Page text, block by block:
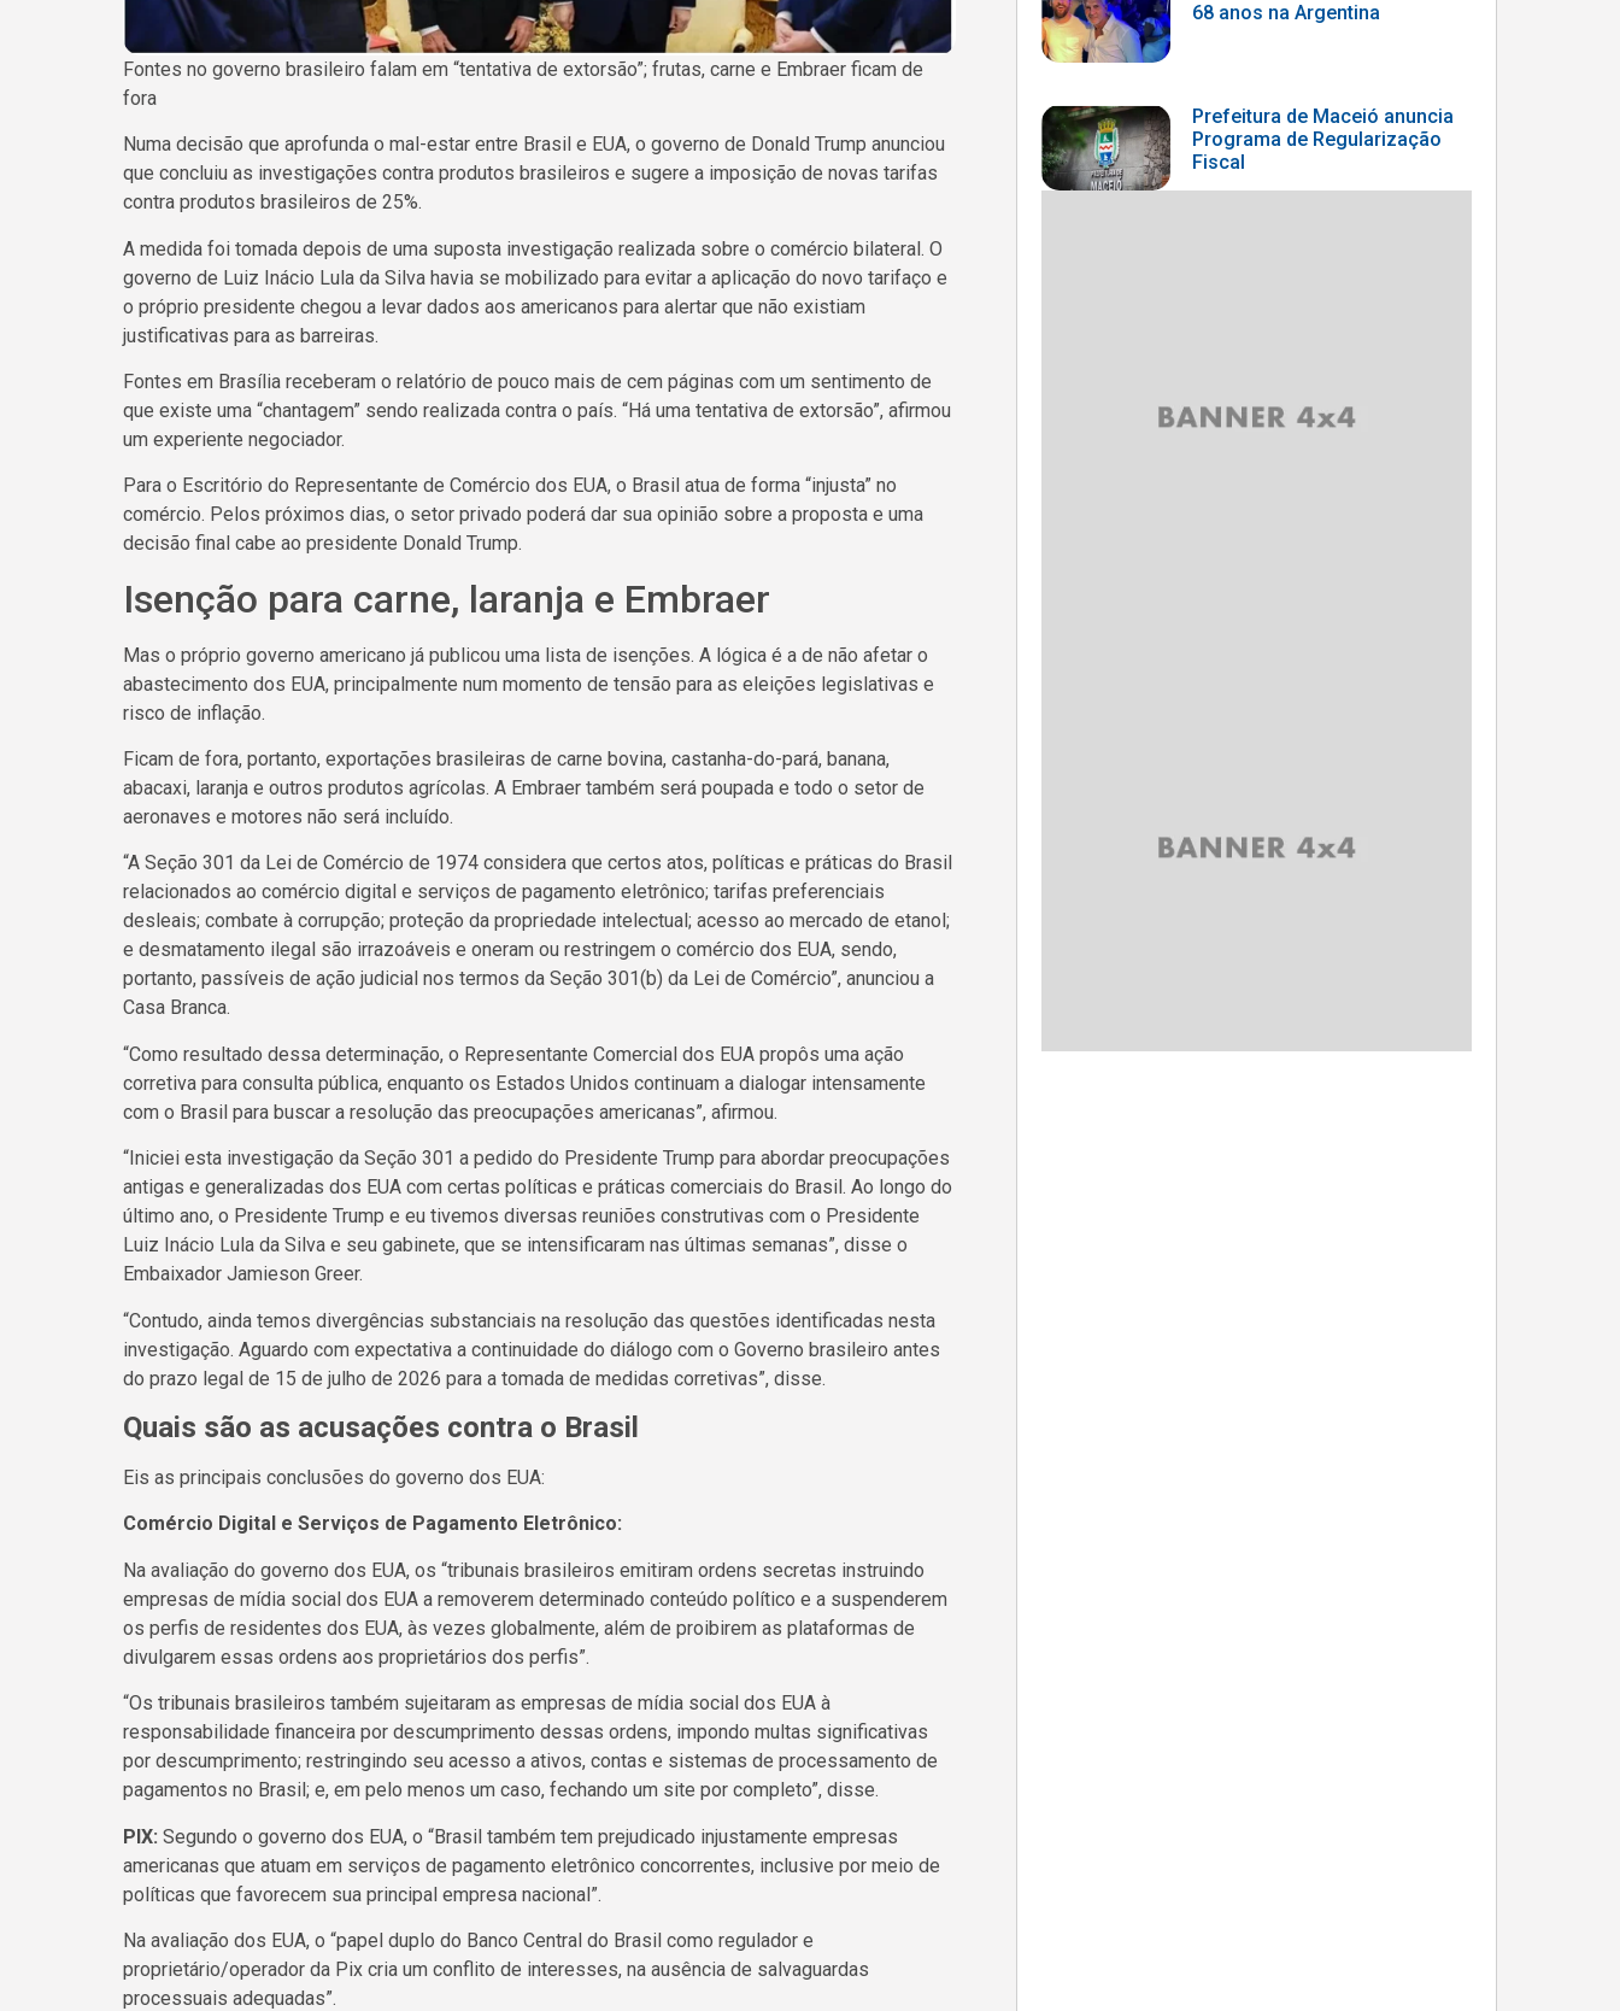
Fontes no governo brasileiro falam em “tentativa de extorsão”; frutas, carne e Embraer ficam de
fora
Numa decisão que aprofunda o mal-estar entre Brasil e EUA, o governo de Donald Trump anunciou
que concluiu as investigações contra produtos brasileiros e sugere a imposição de novas tarifas
contra produtos brasileiros de 25%.
A medida foi tomada depois de uma suposta investigação realizada sobre o comércio bilateral. O
governo de Luiz Inácio Lula da Silva havia se mobilizado para evitar a aplicação do novo tarifaço e
o próprio presidente chegou a levar dados aos americanos para alertar que não existiam
justificativas para as barreiras.
Fontes em Brasília receberam o relatório de pouco mais de cem páginas com um sentimento de
que existe uma “chantagem” sendo realizada contra o país. “Há uma tentativa de extorsão”, afirmou
um experiente negociador.
Para o Escritório do Representante de Comércio dos EUA, o Brasil atua de forma “injusta” no
comércio. Pelos próximos dias, o setor privado poderá dar sua opinião sobre a proposta e uma
decisão final cabe ao presidente Donald Trump.
Isenção para carne, laranja e Embraer
Mas o próprio governo americano já publicou uma lista de isenções. A lógica é a de não afetar o
abastecimento dos EUA, principalmente num momento de tensão para as eleições legislativas e
risco de inflação.
Ficam de fora, portanto, exportações brasileiras de carne bovina, castanha-do-pará, banana,
abacaxi, laranja e outros produtos agrícolas. A Embraer também será poupada e todo o setor de
aeronaves e motores não será incluído.
“A Seção 301 da Lei de Comércio de 1974 considera que certos atos, políticas e práticas do Brasil
relacionados ao comércio digital e serviços de pagamento eletrônico; tarifas preferenciais
desleais; combate à corrupção; proteção da propriedade intelectual; acesso ao mercado de etanol;
e desmatamento ilegal são irrazoáveis ​​e oneram ou restringem o comércio dos EUA, sendo,
portanto, passíveis de ação judicial nos termos da Seção 301(b) da Lei de Comércio”, anunciou a
Casa Branca.
“Como resultado dessa determinação, o Representante Comercial dos EUA propôs uma ação
corretiva para consulta pública, enquanto os Estados Unidos continuam a dialogar intensamente
com o Brasil para buscar a resolução das preocupações americanas”, afirmou.
“Iniciei esta investigação da Seção 301 a pedido do Presidente Trump para abordar preocupações
antigas e generalizadas dos EUA com certas políticas e práticas comerciais do Brasil. Ao longo do
último ano, o Presidente Trump e eu tivemos diversas reuniões construtivas com o Presidente
Luiz Inácio Lula da Silva e seu gabinete, que se intensificaram nas últimas semanas”, disse o
Embaixador Jamieson Greer.
“Contudo, ainda temos divergências substanciais na resolução das questões identificadas nesta
investigação. Aguardo com expectativa a continuidade do diálogo com o Governo brasileiro antes
do prazo legal de 15 de julho de 2026 para a tomada de medidas corretivas”, disse.
Quais são as acusações contra o Brasil
Eis as principais conclusões do governo dos EUA:
Comércio Digital e Serviços de Pagamento Eletrônico:
Na avaliação do governo dos EUA, os “tribunais brasileiros emitiram ordens secretas instruindo
empresas de mídia social dos EUA a removerem determinado conteúdo político e a suspenderem
os perfis de residentes dos EUA, às vezes globalmente, além de proibirem as plataformas de
divulgarem essas ordens aos proprietários dos perfis”.
“Os tribunais brasileiros também sujeitaram as empresas de mídia social dos EUA à
responsabilidade financeira por descumprimento dessas ordens, impondo multas significativas
por descumprimento; restringindo seu acesso a ativos, contas e sistemas de processamento de
pagamentos no Brasil; e, em pelo menos um caso, fechando um site por completo”, disse.
PIX: Segundo o governo dos EUA, o “Brasil também tem prejudicado injustamente empresas
americanas que atuam em serviços de pagamento eletrônico concorrentes, inclusive por meio de
políticas que favorecem sua principal empresa nacional”.
Na avaliação dos EUA, o “papel duplo do Banco Central do Brasil como regulador e
proprietário/operador da Pix cria um conflito de interesses, na ausência de salvaguardas
processuais adequadas”.
68 anos na Argentina
Prefeitura de Maceió anuncia
Programa de Regularização
Fiscal